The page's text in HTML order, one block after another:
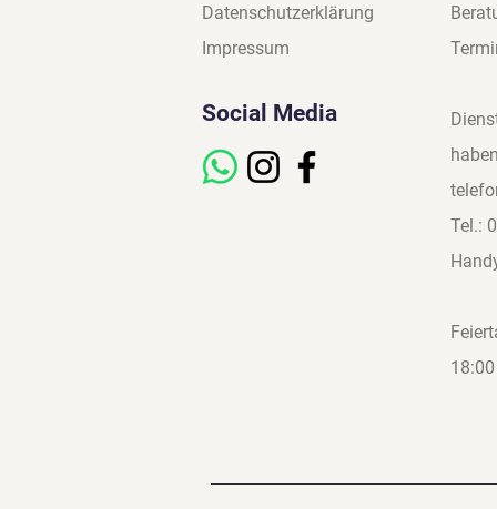
Datenschutzerklärung
Impressum
Social Media
Tel.: